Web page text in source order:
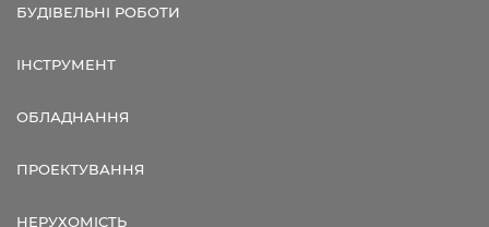
БУДІВЕЛЬНІ РОБОТИ
ІНСТРУМЕНТ
ОБЛАДНАННЯ
ПРОЕКТУВАННЯ
НЕРУХОМІСТЬ